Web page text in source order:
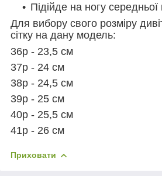
Підійде на ногу
Для вибору свого розміру
сітку на дану модель:
36р - 23,5 см
37р - 24 см
38р - 24,5 см
39р - 25 см
40р - 25,5 см
41р - 26 см
Приховати